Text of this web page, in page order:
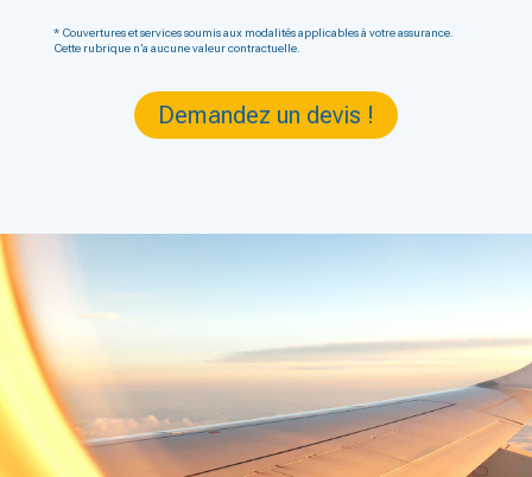
* Couvertures et services soumis aux modalités applicables à votre assurance.
Cette rubrique n’a aucune valeur contractuelle.
Demandez un devis !